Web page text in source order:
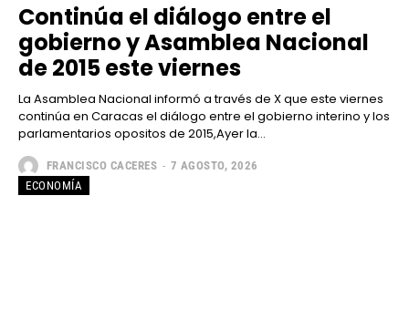
Continúa el diálogo entre el
gobierno y Asamblea Nacional
de 2015 este viernes
La Asamblea Nacional informó a través de X que este viernes
continúa en Caracas el diálogo entre el gobierno interino y los
parlamentarios opositos de 2015,Ayer la...
FRANCISCO CACERES - 7 AGOSTO, 2026
ECONOMÍA